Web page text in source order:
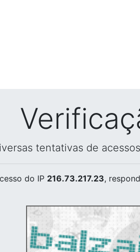
tentativas de
do IP 216.73.217.23,